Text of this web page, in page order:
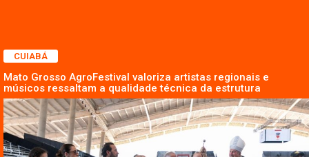
CUIABÁ
Mato Grosso AgroFestival valoriza artistas regionais e
músicos ressaltam a qualidade técnica da estrutura